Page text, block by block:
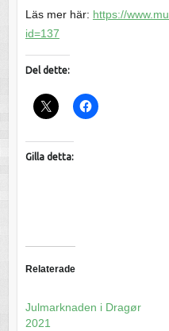
Läs mer här: https://
id=137
Del dette:
Gilla detta:
Relaterade
Julmarknaden i Dragør
2021